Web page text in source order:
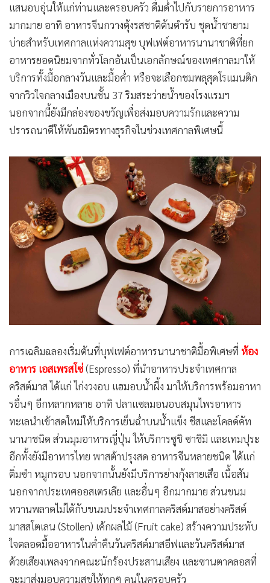
แสนอบอุ่นให้แก่ท่านและครอบครัว ดื่มด่ำไปกับรายการอาหาร
มากมาย อาทิ อาหารจีนกวางตุ้งรสชาติต้นตำรับ ชุดน้ำชายาม
บ่ายสำหรับเทศกาลแห่งความสุข บุฟเฟต์อาหารนานาชาติที่ยก
อาหารยอดนิยมจากทั่วโลกอันเป็นเอกลักษณ์ของเทศกาลมาให้
บริการทั้งมื้อกลางวันและมื้อค่ำ หรือจะเลือกชมพลุสุดโรแมนติก
จากวิวใจกลางเมืองบนชั้น 37 ริมสระว่ายน้ำของโรงแรมฯ
นอกจากนี้ยังมีกล่องของขวัญเพื่อส่งมอบความรักและความ
ปรารถนาดีให้พันธมิตรทางธุรกิจในช่วงเทศกาลพิเศษนี้
การเฉลิมฉลองเริ่มต้นที่บุฟเฟต์อาหารนานาชาติมื้อพิเศษที่ ห้อง
อาหาร เอสเพรสโซ่(Espresso) ที่นำอาหารประจำเทศกาล
คริสต์มาส ได้แก่ ไก่งวงอบ แฮมอบน้ำผึ้ง มาให้บริการพร้อมอาหา
รอื่นๆ อีกหลากหลาย อาทิ ปลาแซลมอนอบสมุนไพรอาหาร
ทะเลนำเข้าสดใหม่ให้บริการเย็นฉ่ำบนน้ำแข็ง ชีสและโคลด์คัท
นานาชนิด ส่วนมุมอาหารญี่ปุ่น ให้บริการซูชิ ซาชิมิ และเทมปุระ
อีกทั้งยังมีอาหารไทย พาสต้าปรุงสด อาหารจีนหลายชนิด ได้แก่
ติ่มซำ หมูกรอบ นอกจากนั้นยังมีบริการย่างกุ้งลายเสือ เนื้อสัน
นอกจากประเทศออสเตรเลีย และอื่นๆ อีกมากมาย ส่วนขนม
หวานพลาดไม่ได้กับขนมประจำเทศกาลคริสต์มาสอย่างคริสต์
มาสสโตเลน (Stollen) เค้กผลไม้ (Fruit cake) สร้างความประทับ
ใจตลอดมื้ออาหารในค่ำคืนวันคริสต์มาสอีฟและวันคริสต์มาส
ด้วยเสียงเพลงจากคณะนักร้องประสานเสียง และซานตาคลอสที่
จะมาส่งมอบความสุขให้ทุกๆ คนในครอบครัว